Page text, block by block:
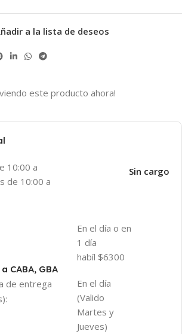
a la lista de deseos
este producto ahora!
10:00 a
de 10:00 a
Sin cargo
CABA, GBA
de entrega
En el día o en
1 día
habíl $6300
En el día
(Valido
Martes y
Jueves)